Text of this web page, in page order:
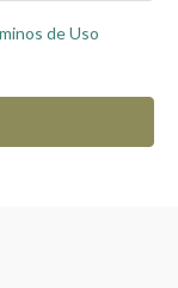
de Uso